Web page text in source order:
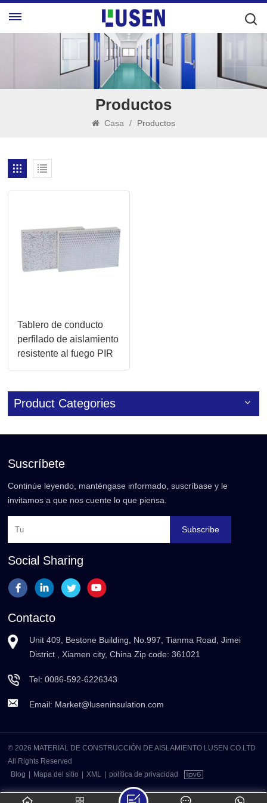
Productos
Casa / Productos
Tablero de conducto
perfilado de aislamiento
resistente al fuego PIR
de papel de aluminio de
Product Categories
Suscríbete
Continúe leyendo, manténgase informado, suscríbase y le
invitamos a que nos cuente lo que piensa.
Subscribe
Social Sharing
Contacto
Unit 409, Bestone Building, No.997, Tianma Road, Jimei
District , Xiamen city, China Zip code: 361021
Tel:0086-592-6226343
Email: Market@luseninsulation.com
© 2026 MATERIAL DE CONSTRUCCIÓN DE AISLAMIENTO LUSEN CO.LTD
All Rights Reserved
Blog
Mapa del sitio XML política de privacidad